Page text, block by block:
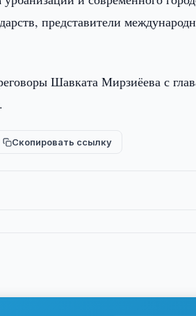
представители
Шавката Мирзиёева с
Скопировать ссылку